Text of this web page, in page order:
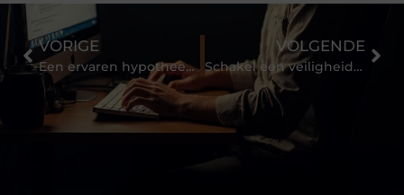
VORIGE
Een ervaren hypotheekadviseur in omgeving Utrecht
VOLGENDE
Schakel een veiligheidsdeskundige in voor een goede bedrijfsvoering